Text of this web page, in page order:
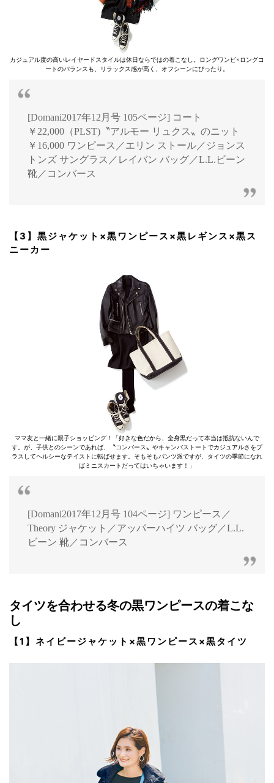
カジュアル度の高いレイヤードスタイルは休日ならではの着こなし。ロングワンピ×ロングコ
ートのバランスも、リラックス感が高く、オフシーンにぴったり。
[Domani2017年12月号 105ページ] コート
￥22,000（PLST)〝アルモー リュクス〟のニット
￥16,000 ワンピース／エリン ストール／ジョンス
トンズ サングラス／レイバン バッグ／L.L.ビーン
靴／コンバース
【3】黒ジャケット×黒ワンピース×黒レギンス×黒ス
ニーカー
ママ友と一緒に親子ショッピング！「好きな色だから、全身黒だって本当は抵抗ないんで
す。が、子供とのシーンであれば、〝コンバース〟やキャンバストートでカジュアルさをプ
ラスしてヘルシーなテイストに転ばせます。そもそもパンツ派ですが、タイツの季節になれ
ばミニスカートだってはいちゃいます！」
[Domani2017年12月号 104ページ] ワンピース／
Theory ジャケット／アッパーハイツ バッグ／L.L.
ビーン 靴／コンバース
タイツを合わせる冬の黒ワンピースの着こな
し
【1】ネイビージャケット×黒ワンピース×黒タイツ